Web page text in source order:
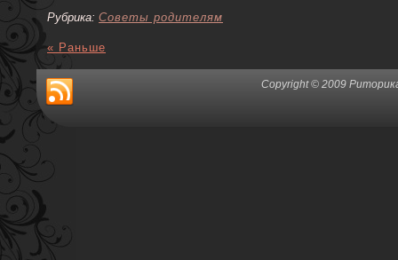
Рубрика: Советы родителям
« Раньше
Copyright © 2009